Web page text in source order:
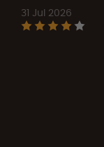
31 Jul 2026